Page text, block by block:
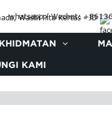
whatsapp / Wechat:
KAMI